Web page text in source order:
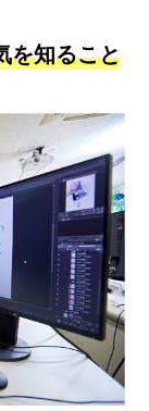
を知ること